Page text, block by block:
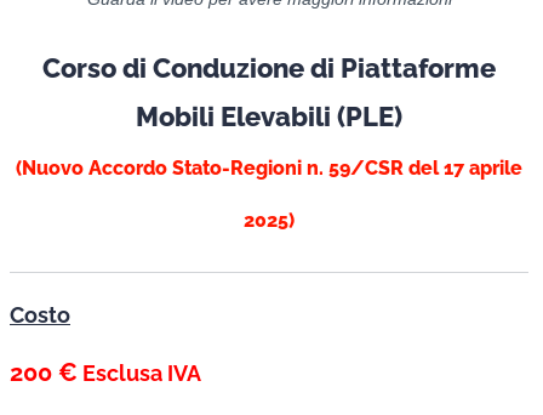
Corso di Conduzione di Piattaforme
Mobili Elevabili (PLE)
(Nuovo Accordo Stato-Regioni n. 59/CSR del 17 aprile
2025)
Costo
200 € Esclusa IVA